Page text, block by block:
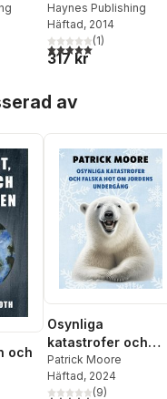
Repair Manual
(svenske utgava)
Haynes Publishing
Häftad, 2014
5,0utav 5 stjärnor.
(1)
317 kr
av
och
Osynliga
katastrofer och
falska hot om
jordens
Patrick Moore
Häftad, 2024
(9)